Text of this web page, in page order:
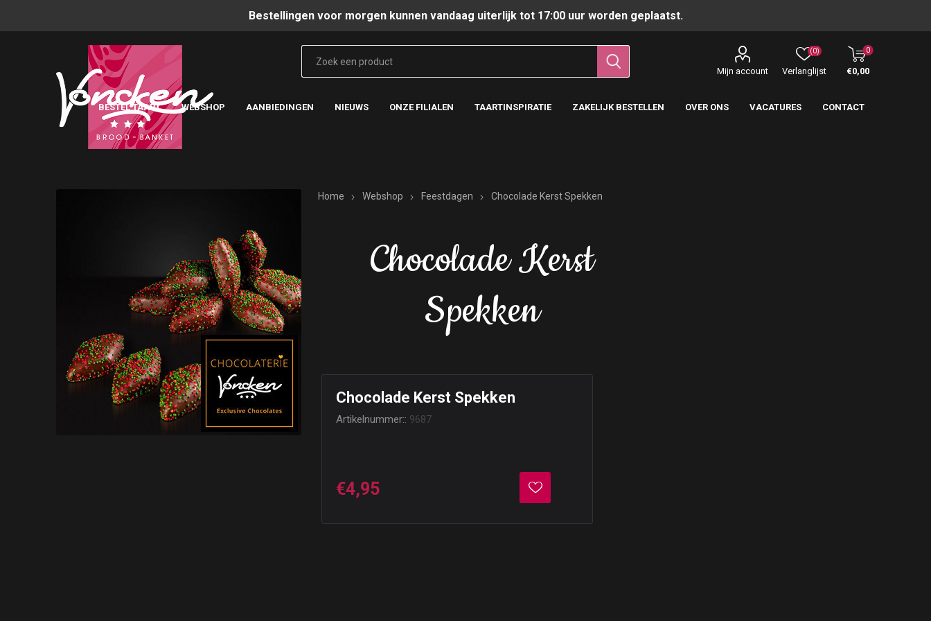
Bestellingen voor morgen kunnen vandaag uiterlijk tot 17:00 uur worden geplaatst.
Mijn account Verlanglijst
(0) 0
€0,00
BESTEL TAART WEBSHOP AANBIEDINGEN NIEUWS ONZE FILIALEN TAARTINSPIRATIE ZAKELIJK BESTELLEN OVER ONS VACATURES CONTACT
Home Webshop Feestdagen Chocolade Kerst Spekken
Chocolade Kerst
Spekken
Chocolade Kerst Spekken
Artikelnummer:: 9687
€4,95